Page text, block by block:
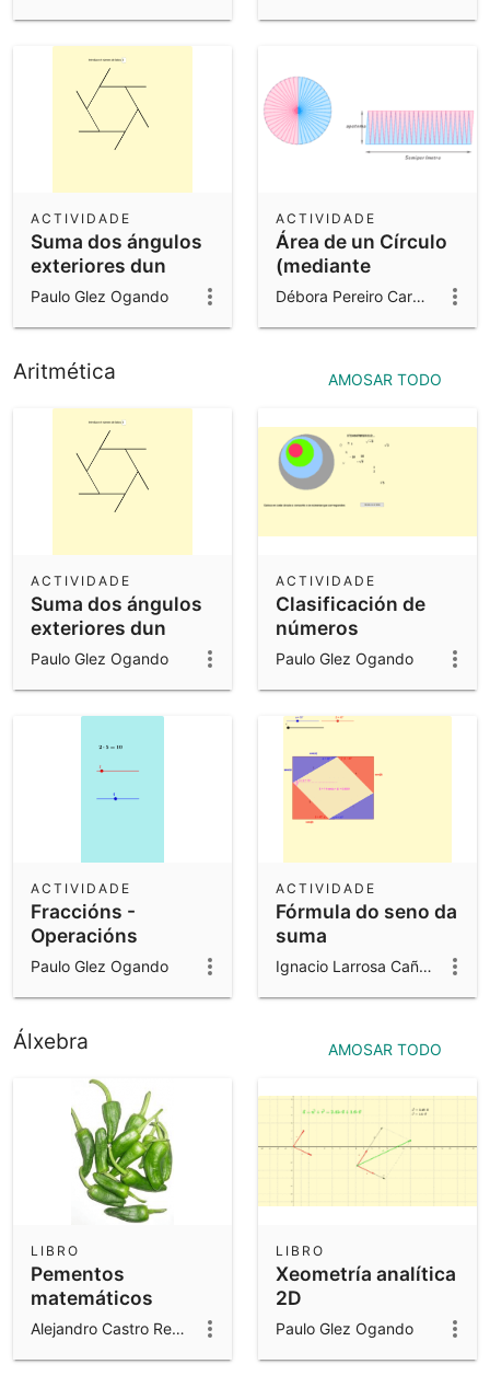
Suma dos ángulos
exteriores dun
polígono
ACTIVIDADE
Paulo Glez Ogando
Área de un Círculo
(mediante
polígonos
ACTIVIDADE
Débora Pereiro Carbajo
Aritmética AMOSAR TODO
Suma dos ángulos
exteriores dun
polígono
ACTIVIDADE
Paulo Glez Ogando
Clasificación de
números
ACTIVIDADE
Paulo Glez Ogando
Fraccións -
Operacións
ACTIVIDADE
Paulo Glez Ogando
Fórmula do seno da
suma
ACTIVIDADE
Ignacio Larrosa Cañestro
Álxebra AMOSAR TODO
Pementos
matemáticos
LIBRO
Alejandro Castro Redondo
Xeometría analítica
2D
LIBRO
Paulo Glez Ogando